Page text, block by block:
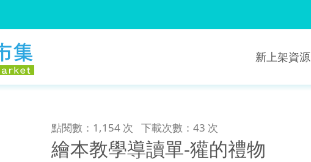
新上架資源
點閱數：1,154 次 下載次數：43 次
繪本教學導讀單-獾的禮物